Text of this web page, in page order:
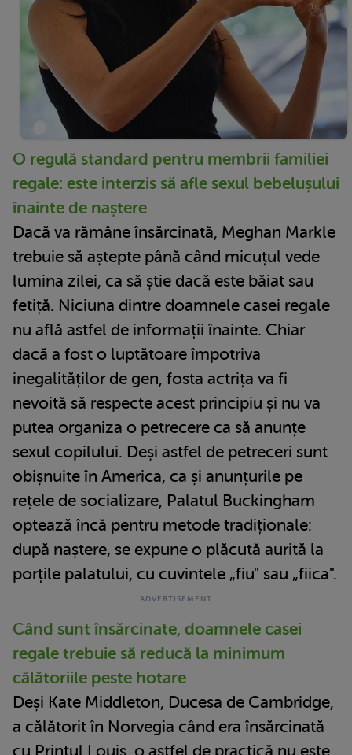
O regulă standard pentru membrii familiei
regale: este interzis să afle sexul bebelușului
înainte de naștere
Dacă va rămâne însărcinată, Meghan Markle
trebuie să aștepte până când micuțul vede
lumina zilei, ca să știe dacă este băiat sau
fetiță. Niciuna dintre doamnele casei regale
nu află astfel de informații înainte. Chiar
dacă a fost o luptătoare împotriva
inegalităților de gen, fosta actrița va fi
nevoită să respecte acest principiu și nu va
putea organiza o petrecere ca să anunțe
sexul copilului. Deși astfel de petreceri sunt
obișnuite în America, ca și anunțurile pe
rețele de socializare, Palatul Buckingham
optează încă pentru metode tradiționale:
după naștere, se expune o plăcută aurită la
porțile palatului, cu cuvintele „fiu" sau „fiica".
Când sunt însărcinate, doamnele casei
regale trebuie să reducă la minimum
călătoriile peste hotare
Deși Kate Middleton, Ducesa de Cambridge,
a călătorit în Norvegia când era însărcinată
cu Prințul Louis, o astfel de practică nu este